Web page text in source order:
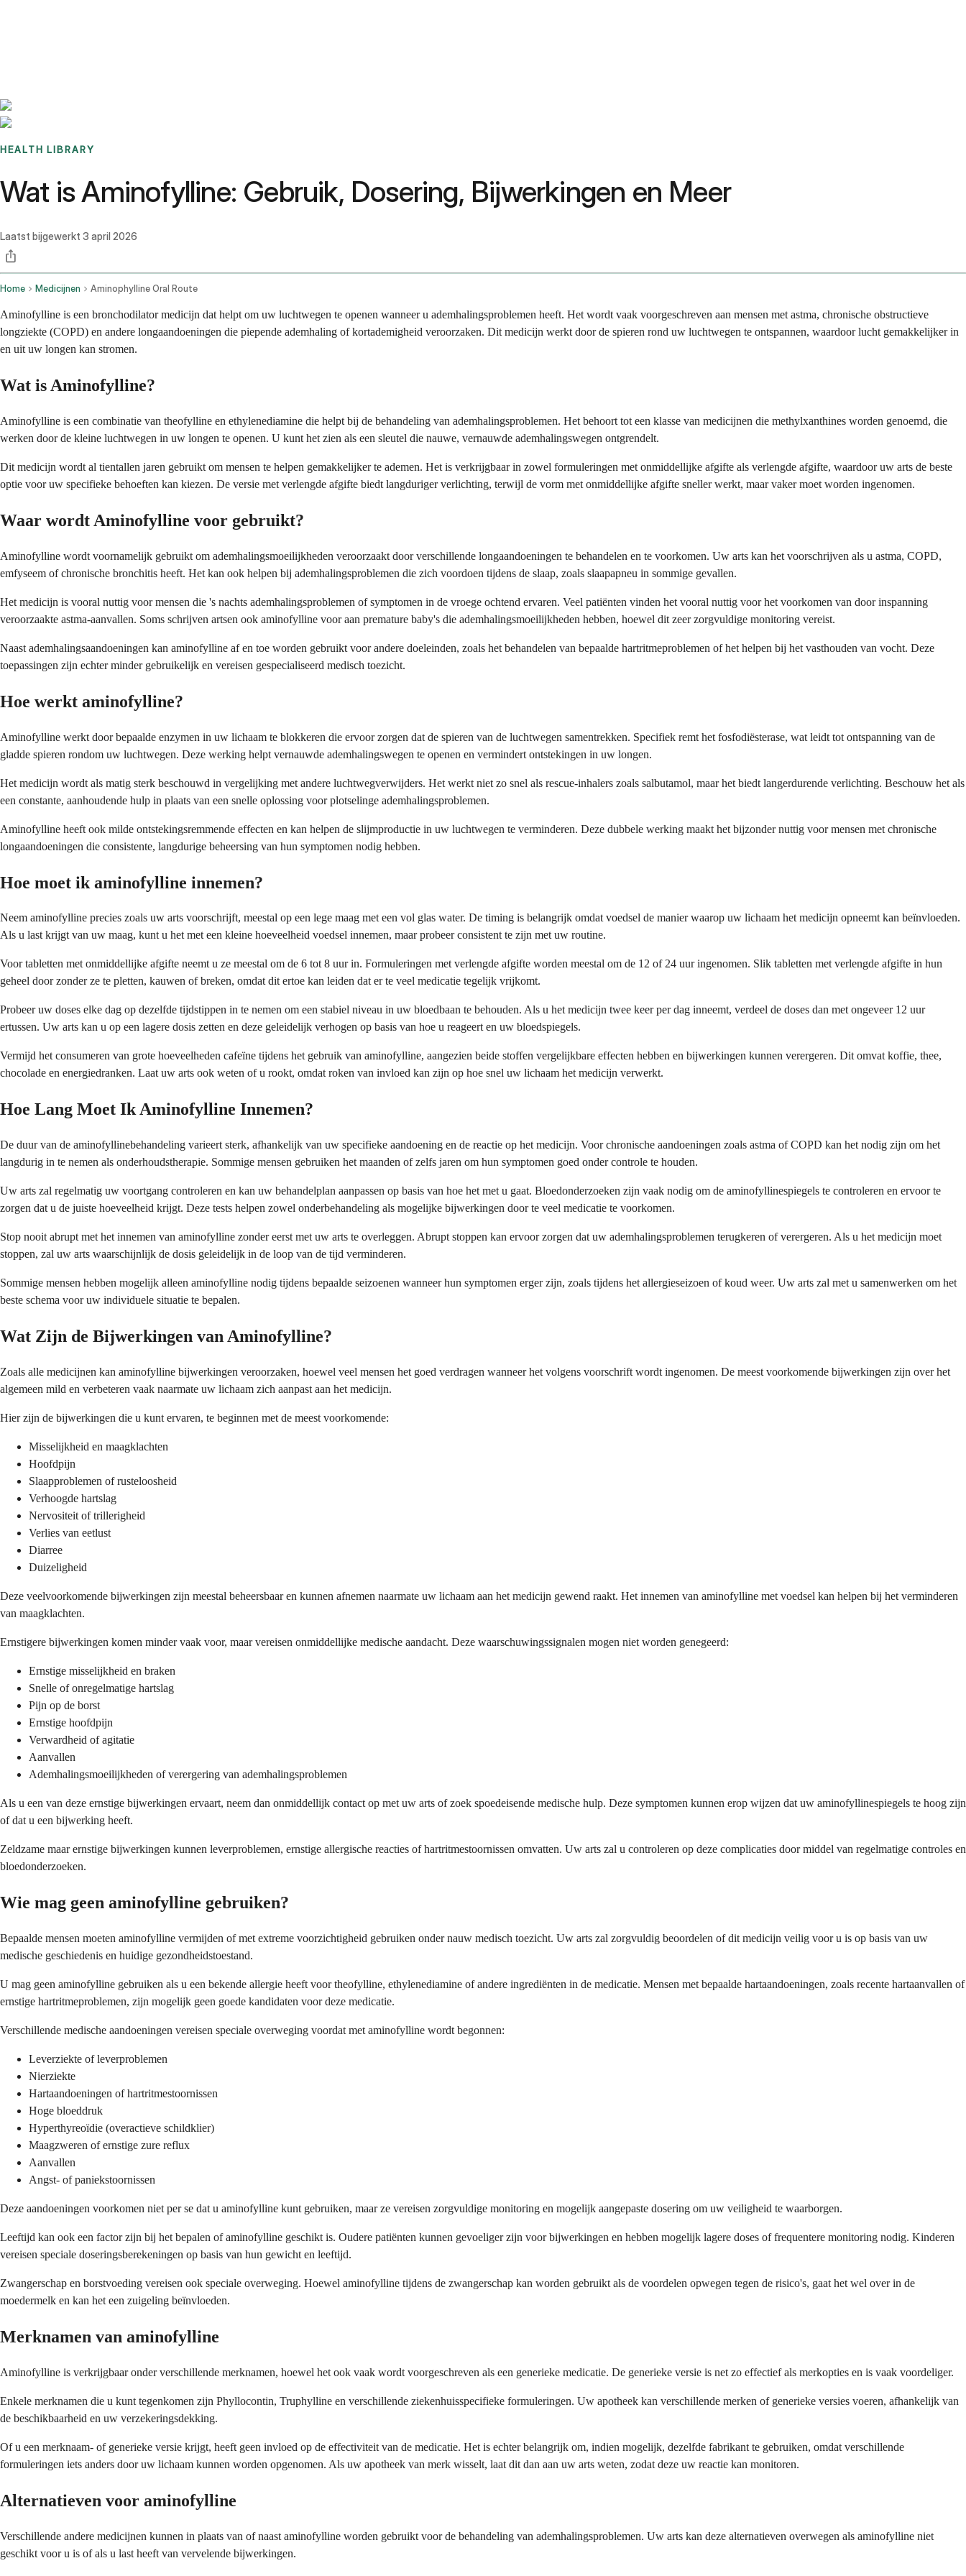
HEALTH LIBRARY
Wat is Aminofylline: Gebruik, Dosering, Bijwerkingen en Meer
Laatst bijgewerkt 3 april 2026
Home Medicijnen Aminophylline Oral Route
Aminofylline is een bronchodilator medicijn dat helpt om uw luchtwegen te openen wanneer u ademhalingsproblemen heeft. Het wordt vaak voorgeschreven aan mensen met astma, chronische obstructieve
longziekte (COPD) en andere longaandoeningen die piepende ademhaling of kortademigheid veroorzaken. Dit medicijn werkt door de spieren rond uw luchtwegen te ontspannen, waardoor lucht gemakkelijker in
en uit uw longen kan stromen.
Wat is Aminofylline?
Aminofylline is een combinatie van theofylline en ethylenediamine die helpt bij de behandeling van ademhalingsproblemen. Het behoort tot een klasse van medicijnen die methylxanthines worden genoemd, die
werken door de kleine luchtwegen in uw longen te openen. U kunt het zien als een sleutel die nauwe, vernauwde ademhalingswegen ontgrendelt.
Dit medicijn wordt al tientallen jaren gebruikt om mensen te helpen gemakkelijker te ademen. Het is verkrijgbaar in zowel formuleringen met onmiddellijke afgifte als verlengde afgifte, waardoor uw arts de beste
optie voor uw specifieke behoeften kan kiezen. De versie met verlengde afgifte biedt langduriger verlichting, terwijl de vorm met onmiddellijke afgifte sneller werkt, maar vaker moet worden ingenomen.
Waar wordt Aminofylline voor gebruikt?
Aminofylline wordt voornamelijk gebruikt om ademhalingsmoeilijkheden veroorzaakt door verschillende longaandoeningen te behandelen en te voorkomen. Uw arts kan het voorschrijven als u astma, COPD,
emfyseem of chronische bronchitis heeft. Het kan ook helpen bij ademhalingsproblemen die zich voordoen tijdens de slaap, zoals slaapapneu in sommige gevallen.
Het medicijn is vooral nuttig voor mensen die 's nachts ademhalingsproblemen of symptomen in de vroege ochtend ervaren. Veel patiënten vinden het vooral nuttig voor het voorkomen van door inspanning
veroorzaakte astma-aanvallen. Soms schrijven artsen ook aminofylline voor aan premature baby's die ademhalingsmoeilijkheden hebben, hoewel dit zeer zorgvuldige monitoring vereist.
Naast ademhalingsaandoeningen kan aminofylline af en toe worden gebruikt voor andere doeleinden, zoals het behandelen van bepaalde hartritmeproblemen of het helpen bij het vasthouden van vocht. Deze
toepassingen zijn echter minder gebruikelijk en vereisen gespecialiseerd medisch toezicht.
Hoe werkt aminofylline?
Aminofylline werkt door bepaalde enzymen in uw lichaam te blokkeren die ervoor zorgen dat de spieren van de luchtwegen samentrekken. Specifiek remt het fosfodiësterase, wat leidt tot ontspanning van de
gladde spieren rondom uw luchtwegen. Deze werking helpt vernauwde ademhalingswegen te openen en vermindert ontstekingen in uw longen.
Het medicijn wordt als matig sterk beschouwd in vergelijking met andere luchtwegverwijders. Het werkt niet zo snel als rescue-inhalers zoals salbutamol, maar het biedt langerdurende verlichting. Beschouw het als
een constante, aanhoudende hulp in plaats van een snelle oplossing voor plotselinge ademhalingsproblemen.
Aminofylline heeft ook milde ontstekingsremmende effecten en kan helpen de slijmproductie in uw luchtwegen te verminderen. Deze dubbele werking maakt het bijzonder nuttig voor mensen met chronische
longaandoeningen die consistente, langdurige beheersing van hun symptomen nodig hebben.
Hoe moet ik aminofylline innemen?
Neem aminofylline precies zoals uw arts voorschrijft, meestal op een lege maag met een vol glas water. De timing is belangrijk omdat voedsel de manier waarop uw lichaam het medicijn opneemt kan beïnvloeden.
Als u last krijgt van uw maag, kunt u het met een kleine hoeveelheid voedsel innemen, maar probeer consistent te zijn met uw routine.
Voor tabletten met onmiddellijke afgifte neemt u ze meestal om de 6 tot 8 uur in. Formuleringen met verlengde afgifte worden meestal om de 12 of 24 uur ingenomen. Slik tabletten met verlengde afgifte in hun
geheel door zonder ze te pletten, kauwen of breken, omdat dit ertoe kan leiden dat er te veel medicatie tegelijk vrijkomt.
Probeer uw doses elke dag op dezelfde tijdstippen in te nemen om een stabiel niveau in uw bloedbaan te behouden. Als u het medicijn twee keer per dag inneemt, verdeel de doses dan met ongeveer 12 uur
ertussen. Uw arts kan u op een lagere dosis zetten en deze geleidelijk verhogen op basis van hoe u reageert en uw bloedspiegels.
Vermijd het consumeren van grote hoeveelheden cafeïne tijdens het gebruik van aminofylline, aangezien beide stoffen vergelijkbare effecten hebben en bijwerkingen kunnen verergeren. Dit omvat koffie, thee,
chocolade en energiedranken. Laat uw arts ook weten of u rookt, omdat roken van invloed kan zijn op hoe snel uw lichaam het medicijn verwerkt.
Hoe Lang Moet Ik Aminofylline Innemen?
De duur van de aminofyllinebehandeling varieert sterk, afhankelijk van uw specifieke aandoening en de reactie op het medicijn. Voor chronische aandoeningen zoals astma of COPD kan het nodig zijn om het
langdurig in te nemen als onderhoudstherapie. Sommige mensen gebruiken het maanden of zelfs jaren om hun symptomen goed onder controle te houden.
Uw arts zal regelmatig uw voortgang controleren en kan uw behandelplan aanpassen op basis van hoe het met u gaat. Bloedonderzoeken zijn vaak nodig om de aminofyllinespiegels te controleren en ervoor te
zorgen dat u de juiste hoeveelheid krijgt. Deze tests helpen zowel onderbehandeling als mogelijke bijwerkingen door te veel medicatie te voorkomen.
Stop nooit abrupt met het innemen van aminofylline zonder eerst met uw arts te overleggen. Abrupt stoppen kan ervoor zorgen dat uw ademhalingsproblemen terugkeren of verergeren. Als u het medicijn moet
stoppen, zal uw arts waarschijnlijk de dosis geleidelijk in de loop van de tijd verminderen.
Sommige mensen hebben mogelijk alleen aminofylline nodig tijdens bepaalde seizoenen wanneer hun symptomen erger zijn, zoals tijdens het allergieseizoen of koud weer. Uw arts zal met u samenwerken om het
beste schema voor uw individuele situatie te bepalen.
Wat Zijn de Bijwerkingen van Aminofylline?
Zoals alle medicijnen kan aminofylline bijwerkingen veroorzaken, hoewel veel mensen het goed verdragen wanneer het volgens voorschrift wordt ingenomen. De meest voorkomende bijwerkingen zijn over het
algemeen mild en verbeteren vaak naarmate uw lichaam zich aanpast aan het medicijn.
Hier zijn de bijwerkingen die u kunt ervaren, te beginnen met de meest voorkomende:
Misselijkheid en maagklachten
Hoofdpijn
Slaapproblemen of rusteloosheid
Verhoogde hartslag
Nervositeit of trillerigheid
Verlies van eetlust
Diarree
Duizeligheid
Deze veelvoorkomende bijwerkingen zijn meestal beheersbaar en kunnen afnemen naarmate uw lichaam aan het medicijn gewend raakt. Het innemen van aminofylline met voedsel kan helpen bij het verminderen
van maagklachten.
Ernstigere bijwerkingen komen minder vaak voor, maar vereisen onmiddellijke medische aandacht. Deze waarschuwingssignalen mogen niet worden genegeerd:
Ernstige misselijkheid en braken
Snelle of onregelmatige hartslag
Pijn op de borst
Ernstige hoofdpijn
Verwardheid of agitatie
Aanvallen
Ademhalingsmoeilijkheden of verergering van ademhalingsproblemen
Als u een van deze ernstige bijwerkingen ervaart, neem dan onmiddellijk contact op met uw arts of zoek spoedeisende medische hulp. Deze symptomen kunnen erop wijzen dat uw aminofyllinespiegels te hoog zijn
of dat u een bijwerking heeft.
Zeldzame maar ernstige bijwerkingen kunnen leverproblemen, ernstige allergische reacties of hartritmestoornissen omvatten. Uw arts zal u controleren op deze complicaties door middel van regelmatige controles en
bloedonderzoeken.
Wie mag geen aminofylline gebruiken?
Bepaalde mensen moeten aminofylline vermijden of met extreme voorzichtigheid gebruiken onder nauw medisch toezicht. Uw arts zal zorgvuldig beoordelen of dit medicijn veilig voor u is op basis van uw
medische geschiedenis en huidige gezondheidstoestand.
U mag geen aminofylline gebruiken als u een bekende allergie heeft voor theofylline, ethylenediamine of andere ingrediënten in de medicatie. Mensen met bepaalde hartaandoeningen, zoals recente hartaanvallen of
ernstige hartritmeproblemen, zijn mogelijk geen goede kandidaten voor deze medicatie.
Verschillende medische aandoeningen vereisen speciale overweging voordat met aminofylline wordt begonnen:
Leverziekte of leverproblemen
Nierziekte
Hartaandoeningen of hartritmestoornissen
Hoge bloeddruk
Hyperthyreoïdie (overactieve schildklier)
Maagzweren of ernstige zure reflux
Aanvallen
Angst- of paniekstoornissen
Deze aandoeningen voorkomen niet per se dat u aminofylline kunt gebruiken, maar ze vereisen zorgvuldige monitoring en mogelijk aangepaste dosering om uw veiligheid te waarborgen.
Leeftijd kan ook een factor zijn bij het bepalen of aminofylline geschikt is. Oudere patiënten kunnen gevoeliger zijn voor bijwerkingen en hebben mogelijk lagere doses of frequentere monitoring nodig. Kinderen
vereisen speciale doseringsberekeningen op basis van hun gewicht en leeftijd.
Zwangerschap en borstvoeding vereisen ook speciale overweging. Hoewel aminofylline tijdens de zwangerschap kan worden gebruikt als de voordelen opwegen tegen de risico's, gaat het wel over in de
moedermelk en kan het een zuigeling beïnvloeden.
Merknamen van aminofylline
Aminofylline is verkrijgbaar onder verschillende merknamen, hoewel het ook vaak wordt voorgeschreven als een generieke medicatie. De generieke versie is net zo effectief als merkopties en is vaak voordeliger.
Enkele merknamen die u kunt tegenkomen zijn Phyllocontin, Truphylline en verschillende ziekenhuisspecifieke formuleringen. Uw apotheek kan verschillende merken of generieke versies voeren, afhankelijk van
de beschikbaarheid en uw verzekeringsdekking.
Of u een merknaam- of generieke versie krijgt, heeft geen invloed op de effectiviteit van de medicatie. Het is echter belangrijk om, indien mogelijk, dezelfde fabrikant te gebruiken, omdat verschillende
formuleringen iets anders door uw lichaam kunnen worden opgenomen. Als uw apotheek van merk wisselt, laat dit dan aan uw arts weten, zodat deze uw reactie kan monitoren.
Alternatieven voor aminofylline
Verschillende andere medicijnen kunnen in plaats van of naast aminofylline worden gebruikt voor de behandeling van ademhalingsproblemen. Uw arts kan deze alternatieven overwegen als aminofylline niet
geschikt voor u is of als u last heeft van vervelende bijwerkingen.